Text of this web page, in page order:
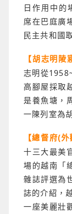
日作用中的
席在巴庭廣
民主共和國
【胡志明陵
志明從
高腳屋採取
是養魚塘，
一陳列室為
【總督府(外
十三大最美
場的越南「
雜誌評選為
誌的介紹，
一座美麗壯